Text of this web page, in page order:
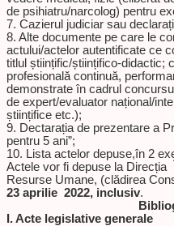
de psihiatru/narcolog) pentru
7. Cazierul judiciar sau
8. Alte documente pe care le
actului/actelor autentificate ce
titlul științific/științifico-didactic;
profesională continuă,
demonstrate în cadrul
de expert/evaluator național/
științifice etc.);
9. Dectarația de prezentare a
pentru 5 ani”;
10. Lista actelor depuse,în 2
Actele vor fi depuse la
Resurse Umane, (clădirea
23 aprilie 2022, inclusiv.
I. Acte legislative generale